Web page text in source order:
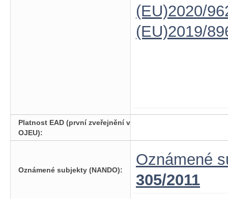
(EU)2020/
(EU)2019/
Platnost EAD (první zveřejnění v
OJEU):
Oznámené subjekty (NANDO):
Oznámené
305/2011